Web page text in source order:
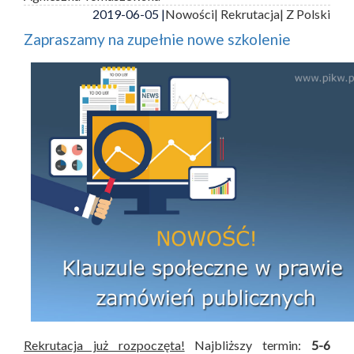
2019-06-05 |Nowości| Rekrutacja| Z Polski
Zapraszamy na zupełnie nowe szkolenie
Rekrutacja już rozpoczęta! Najbliższy termin: 5-6